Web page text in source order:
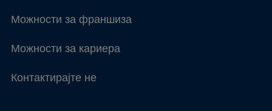
Можности за франшиза
Можности за кариера
Контактирајте не